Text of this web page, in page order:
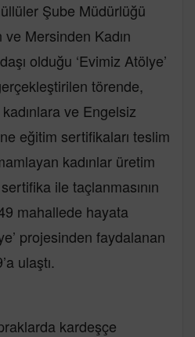
Şube Müdürlüğü
Mersinden Kadın
olduğu ‘Evimiz Atölye’
törende,
ve Engelsiz
eğitim sertifikaları teslim
kadınlar üretim
ile taçlanmasının
mahallede hayata
projesinden faydalanan
ulaştı.
kardeşçe